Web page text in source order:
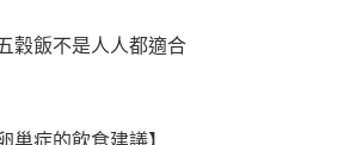
穀飯不是人人都適合